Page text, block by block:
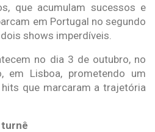
que acumulam sucessos e
em Portugal no segundo
shows imperdíveis.
no dia 3 de outubro, no
em Lisboa, prometendo um
que marcaram a trajetória
turnê